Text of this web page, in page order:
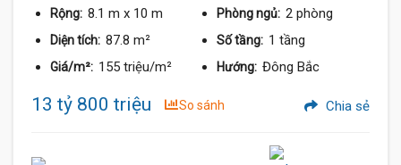
Rộng: 8.1 m x 10 m Phòng ngủ: 2 phòng
Diện tích: 87.8 m² Số tầng: 1 tầng
Giá/m²: 155 triệu/m² Hướng: Đông Bắc
13 tỷ 800 triệu So sánh Chia sẻ